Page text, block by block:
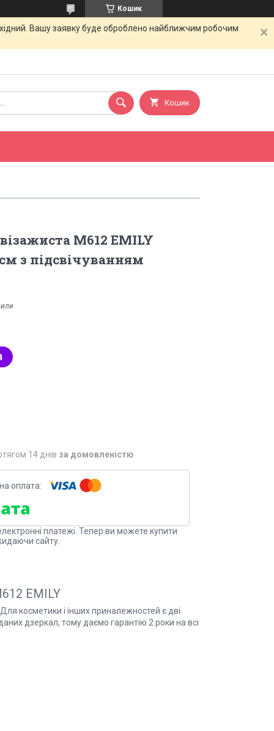
Кошик
Вашу заявку буде оброблено найближчим робочим
Кошик
M612 EMILY
з підсвічуванням
14 днів за домовленістю
платежі. Тепер ви можете купити
сайту.
EMILY
косметики і інших приналежностей є дві
дзеркал, тому даємо гарантію 2 роки на всі